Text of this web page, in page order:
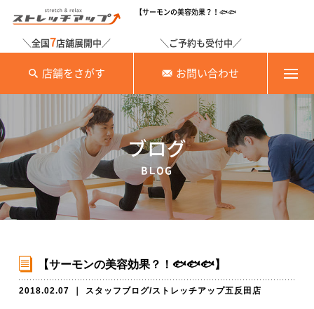
【サーモンの美容効果？！🐟🐟
＼全国7店舗展開中／
店舗をさがす
＼ご予約も受付中／
お問い合わせ
ブログ
BLOG
【サーモンの美容効果？！🐟🐟🐟】
2018.02.07 スタッフブログ/ストレッチアップ五反田店